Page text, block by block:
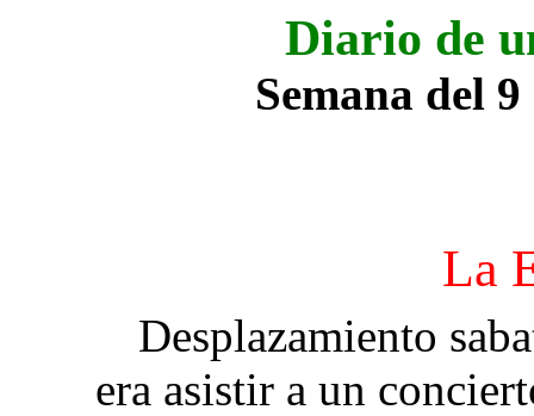
Diario de
Semana del
La
Desplazamiento
era asistir a un